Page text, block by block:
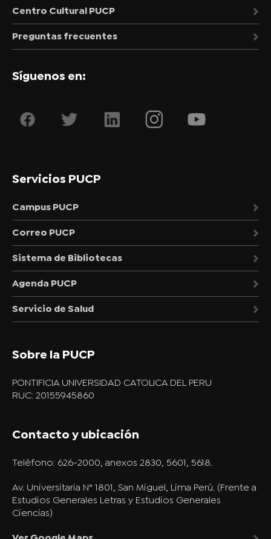
Centro Cultural PUCP
Preguntas frecuentes
Síguenos en:
Servicios PUCP
Campus PUCP
Correo PUCP
Sistema de Bibliotecas
Agenda PUCP
Servicio de Salud
Sobre la PUCP
PONTIFICIA UNIVERSIDAD CATOLICA DEL PERU
RUC: 20155945860
Contacto y ubicación
Teléfono: 626-2000, anexos 2830, 5601, 5618.
Av. Universitaria N° 1801, San Miguel, Lima Perú. (Frente a
Estudios Generales Letras y Estudios Generales
Ciencias)